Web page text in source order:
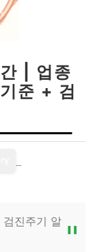
| 업종
준 + 검
진주기 알